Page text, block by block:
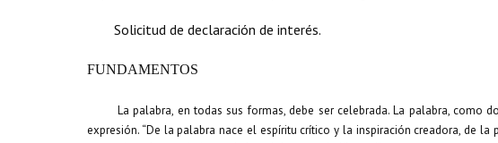
Solicitud de declaración de interés.
FUNDAMENTOS
La palabra, en todas sus formas, debe ser celebrada. La palabra, como
expresión. “De la palabra nace el espíritu crítico y la inspiración creadora, de